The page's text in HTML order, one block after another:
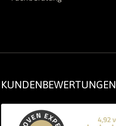
KUNDENBEWERTUNGEN